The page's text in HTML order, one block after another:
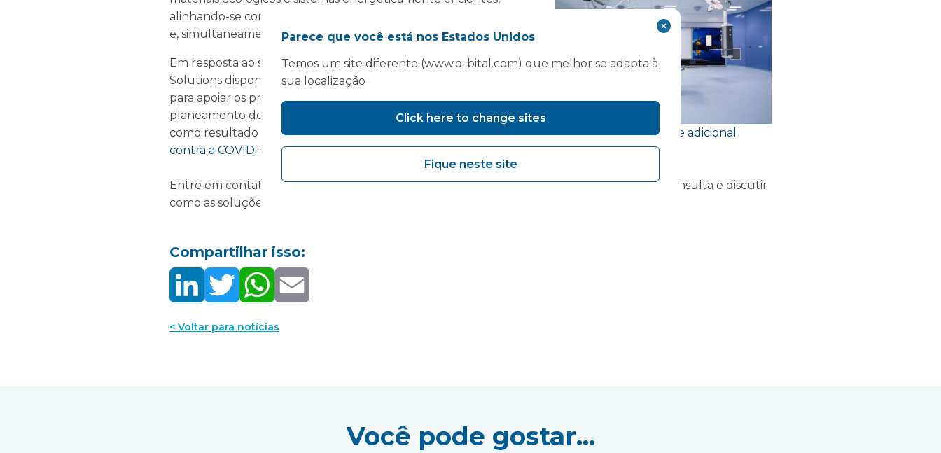
alinhando-se com o compromisso do NHS com a sustentabilidade
e, simultaneamente, fornecendo serviços eficientes e acessíveis.
Em resposta ao surto de COVID-19, a Vanguard Healthcare
Solutions disponibilizou algumas instalações modulares adicionais
para apoiar os prestadores de cuidados de saúde na Europa com
planeamento de capacidade e a necessidade de maior resiliência
como resultado da crise em curso. Leia mais aqui:Soluções modulares fornecem capacidade adicional
contra a COVID-19 - Vanguard Healthcare Solutions
Entre em contato conosco em marketing@vanguardhealthcare.co.uk para marcar uma consulta e discutir
como as soluções modulares da Vanguard podem ajudá-lo.
Compartilhar isso:
< Voltar para notícias
Você pode gostar...
Parece que você está nos Estados Unidos
Temos um site diferente (www.q-bital.com) que melhor se adapta à
sua localização
Click here to change sites
Fique neste site